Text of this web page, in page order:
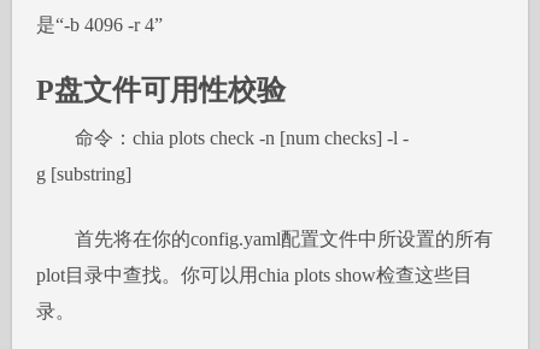
是“-b 4096 -r 4”
P盘文件可用性校验
命令：chia plots check -n [num checks] -l -
g [substring]
首先将在你的config.yaml配置文件中所设置的所有
plot目录中查找。你可以用chia plots show检查这些目
录。